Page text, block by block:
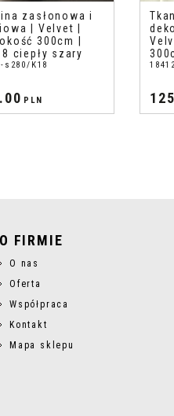
zasłonowa i
| Velvet |
300cm |
ciepły szary
s280/K18
PLN
O FIRMIE
O nas
Oferta
Współpraca
Kontakt
Mapa sklepu